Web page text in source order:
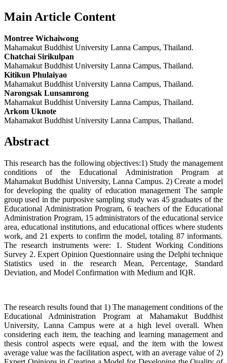
Main Article Content
Montree Wichaiwong
Mahamakut Buddhist University Lanna Campus, Thailand.
Chatchai Sirikulpan
Mahamakut Buddhist University Lanna Campus, Thailand.
Kitikun Phulaiyao
Mahamakut Buddhist University Lanna Campus, Thailand.
Narongsak Lunsamrong
Mahamakut Buddhist University Lanna Campus, Thailand.
Arkom Uknote
Mahamakut Buddhist University Lanna Campus, Thailand.
Abstract
This research has the following objectives:1) Study the management
conditions of the Educational Administration Program at
Mahamakut Buddhist University, Lanna Campus. 2) Create a model
for developing the quality of education management The sample
group used in the purposive sampling study was 45 graduates of the
Educational Administration Program, 6 teachers of the Educational
Administration Program, 15 administrators of the educational service
area, educational institutions, and educational offices where students
work, and 21 experts to confirm the model, totaling 87 informants.
The research instruments were: 1. Student Working Conditions
Survey 2. Expert Opinion Questionnaire using the Delphi technique
Statistics used in the research Mean, Percentage, Standard
Deviation, and Model Confirmation with Medium and IQR.
The research results found that 1) The management conditions of the
Educational Administration Program at Mahamakut Buddhist
University, Lanna Campus were at a high level overall. When
considering each item, the teaching and learning management and
thesis control aspects were equal, and the item with the lowest
average value was the facilitation aspect, with an average value of 2)